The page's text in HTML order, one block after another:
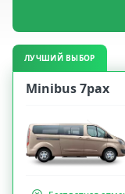
ЛУЧШИЙ ВЫБОР
Minibus 7pax